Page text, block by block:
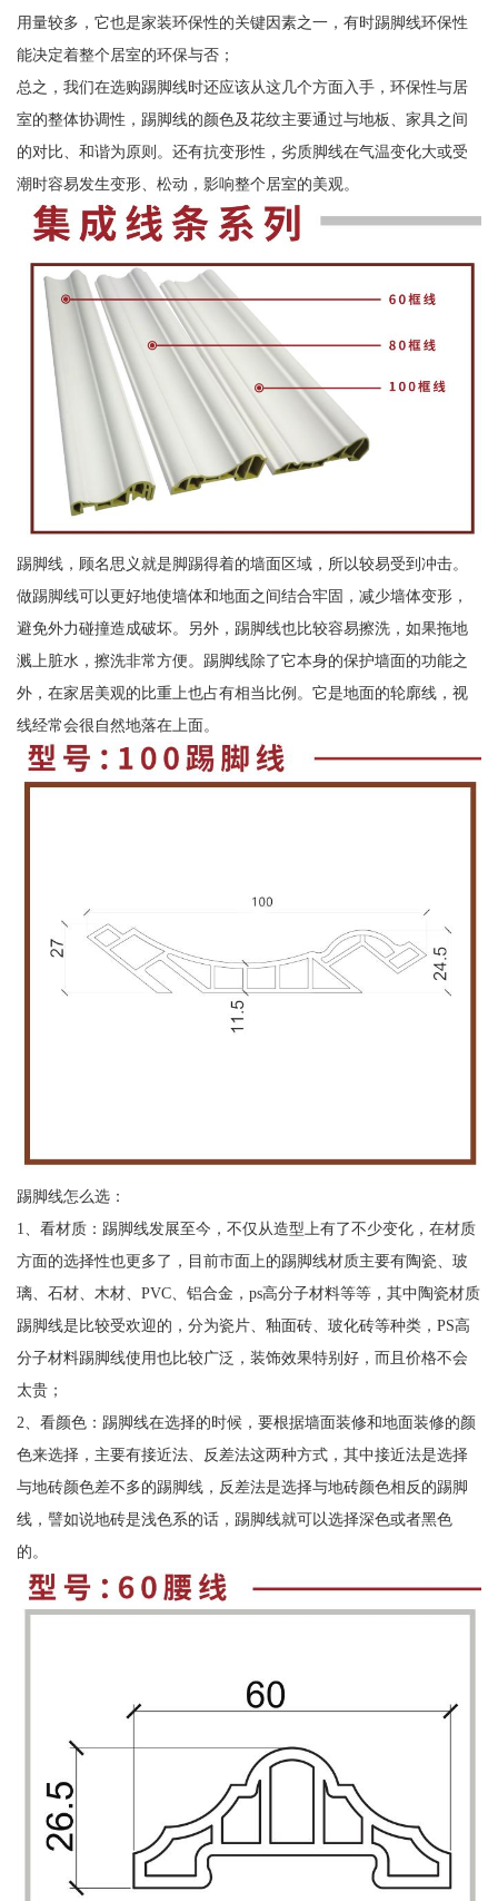
用量较多，它也是家装环保性的关键因素之一，有时踢脚线环保性
能决定着整个居室的环保与否；
总之，我们在选购踢脚线时还应该从这几个方面入手，环保性与居
室的整体协调性，踢脚线的颜色及花纹主要通过与地板、家具之间
的对比、和谐为原则。还有抗变形性，劣质脚线在气温变化大或受
潮时容易发生变形、松动，影响整个居室的美观。
踢脚线，顾名思义就是脚踢得着的墙面区域，所以较易受到冲击。
做踢脚线可以更好地使墙体和地面之间结合牢固，减少墙体变形，
避免外力碰撞造成破坏。另外，踢脚线也比较容易擦洗，如果拖地
溅上脏水，擦洗非常方便。踢脚线除了它本身的保护墙面的功能之
外，在家居美观的比重上也占有相当比例。它是地面的轮廓线，视
线经常会很自然地落在上面。
踢脚线怎么选：
1、看材质：踢脚线发展至今，不仅从造型上有了不少变化，在材质
方面的选择性也更多了，目前市面上的踢脚线材质主要有陶瓷、玻
璃、石材、木材、PVC、铝合金，ps高分子材料等等，其中陶瓷材质
踢脚线是比较受欢迎的，分为瓷片、釉面砖、玻化砖等种类，PS高
分子材料踢脚线使用也比较广泛，装饰效果特别好，而且价格不会
太贵；
2、看颜色：踢脚线在选择的时候，要根据墙面装修和地面装修的颜
色来选择，主要有接近法、反差法这两种方式，其中接近法是选择
与地砖颜色差不多的踢脚线，反差法是选择与地砖颜色相反的踢脚
线，譬如说地砖是浅色系的话，踢脚线就可以选择深色或者黑色
的。